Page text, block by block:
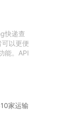
快递查
以更便
能。API
家运输